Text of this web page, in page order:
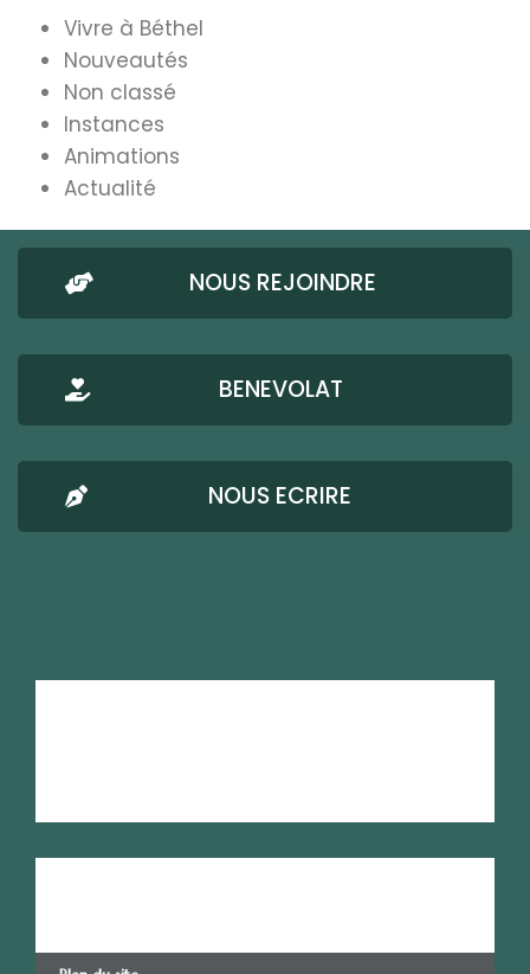
Vivre à Béthel
Nouveautés
Non classé
Instances
Animations
Actualité
NOUS REJOINDRE
BENEVOLAT
NOUS ECRIRE